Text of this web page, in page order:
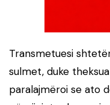
Transmetuesi
sulmet, duke
paralajmëroi se ato